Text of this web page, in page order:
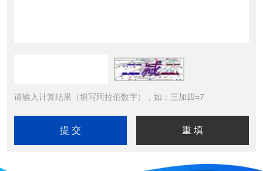
请输入计算结果（填写阿拉伯数字），如：三加四=7